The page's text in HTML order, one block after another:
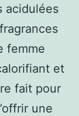
acidulées
femme
et
fait pour
une